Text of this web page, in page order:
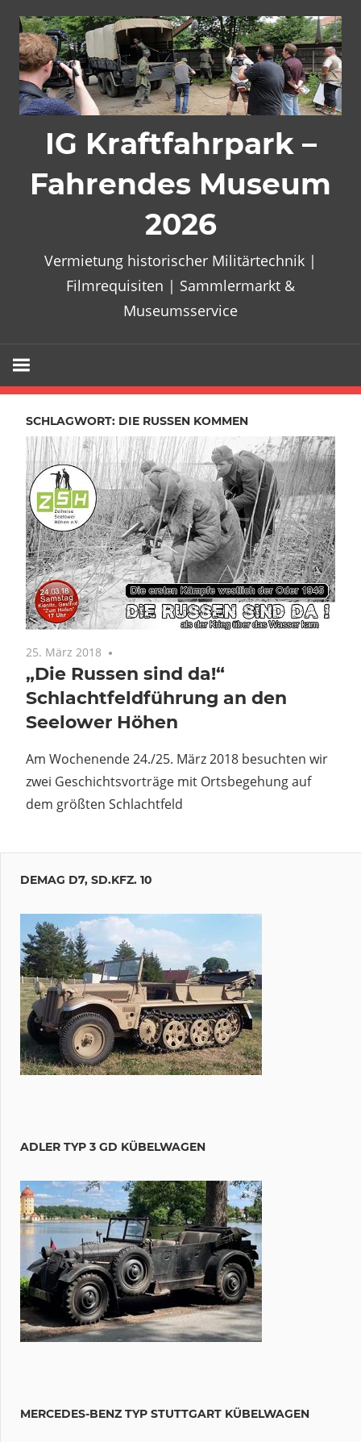
Inhalt
springen
IG Kraftfahrpark –
Fahrendes Museum
2026
Vermietung historischer Militärtechnik |
Filmrequisiten | Sammlermarkt &
Museumsservice
SCHLAGWORT: DIE RUSSEN KOMMEN
25. März 2018
„Die Russen sind da!“
Schlachtfeldführung an den
Seelower Höhen
Am Wochenende 24./25. März 2018 besuchten wir
zwei Geschichtsvorträge mit Ortsbegehung auf
dem größten Schlachtfeld
DEMAG D7, SD.KFZ. 10
ADLER TYP 3 GD KÜBELWAGEN
MERCEDES-BENZ TYP STUTTGART KÜBELWAGEN